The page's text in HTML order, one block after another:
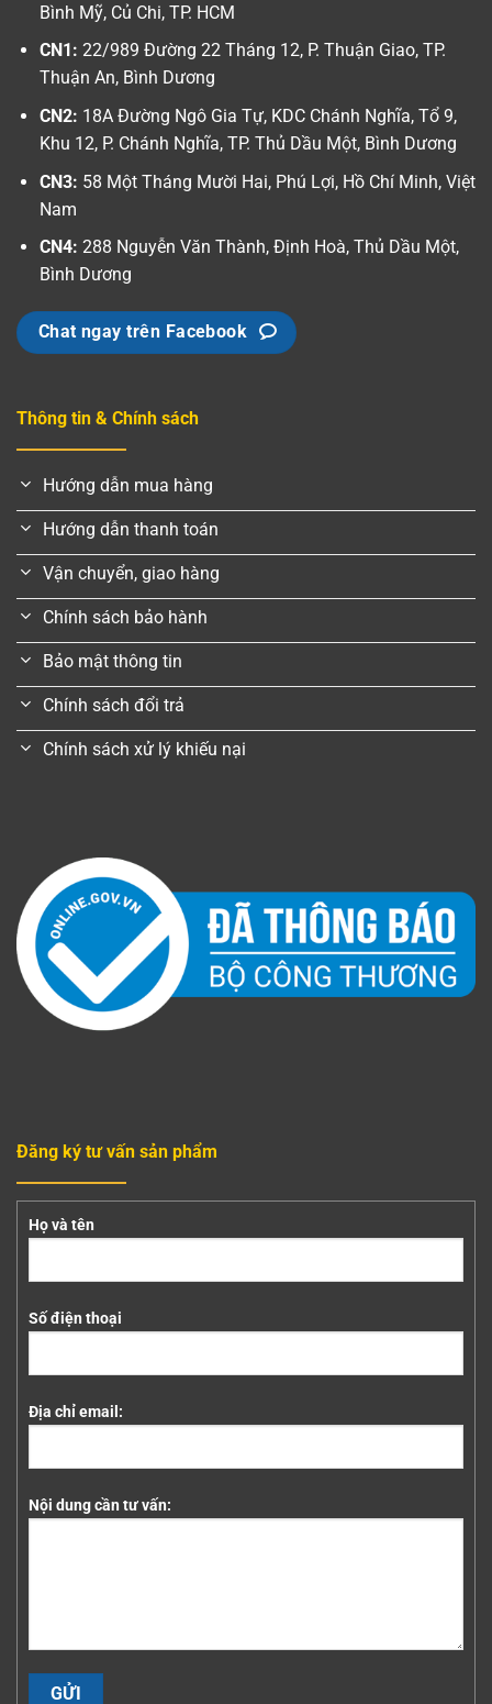
Bình Mỹ, Củ Chi, TP. HCM
CN1: 22/989 Đường 22 Tháng 12, P. Thuận Giao, TP.
Thuận An, Bình Dương
CN2: 18A Đường Ngô Gia Tự, KDC Chánh Nghĩa, Tổ 9,
Khu 12, P. Chánh Nghĩa, TP. Thủ Dầu Một, Bình Dương
CN3: 58 Một Tháng Mười Hai, Phú Lợi, Hồ Chí Minh, Việt
Nam
CN4: 288 Nguyễn Văn Thành, Định Hoà, Thủ Dầu Một,
Bình Dương
Chat ngay trên Facebook
Thông tin & Chính sách
Hướng dẫn mua hàng
Hướng dẫn thanh toán
Vận chuyển, giao hàng
Chính sách bảo hành
Bảo mật thông tin
Chính sách đổi trả
Chính sách xử lý khiếu nại
Đăng ký tư vấn sản phẩm
Họ và tên
Số điện thoại
Địa chỉ email:
Nội dung cần tư vấn: